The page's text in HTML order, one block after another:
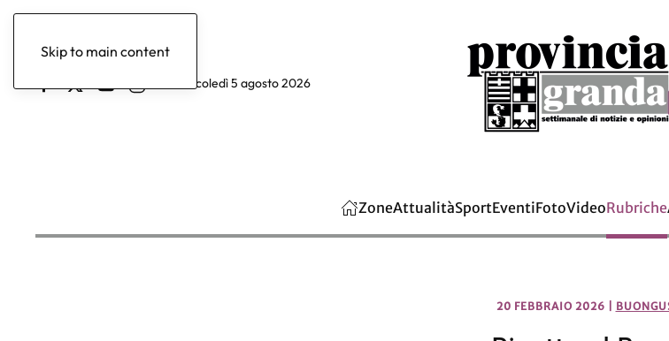
Skip to main content
mercoledì 5 agosto 2026
ZoneAttualitàSportEventiFotoVideoRubriche
20 FEBBRAIO 2026